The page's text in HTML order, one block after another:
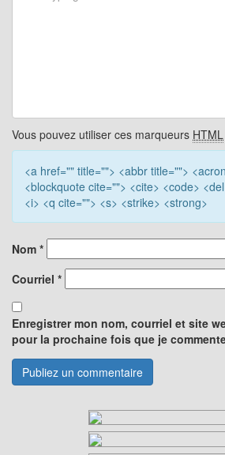
Vous pouvez utiliser ces marqueurs HTML
<a href="" title=""> <abbr title="">
<blockquote cite=""> <cite> <code>
<i> <q cite=""> <s> <strike> <strong>
Nom *
Courriel *
Enregistrer mon nom, courriel et site
pour la prochaine fois que je